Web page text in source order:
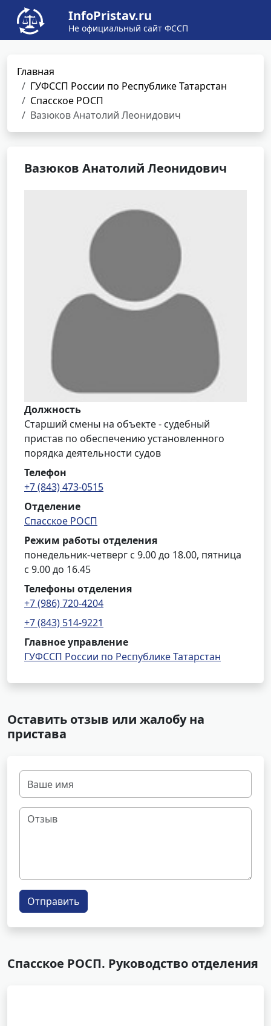
InfoPristav.ru
Не официальный сайт ФССП
Главная
ГУФССП России по Республике Татарстан
Спасское РОСП
Вазюков Анатолий Леонидович
Вазюков Анатолий Леонидович
Должность
Старший смены на объекте - судебный
пристав по обеспечению установленного
порядка деятельности судов
Телефон
+7 (843) 473-0515
Отделение
Спасское РОСП
Режим работы отделения
понедельник-четверг с 9.00 до 18.00, пятница
с 9.00 до 16.45
Телефоны отделения
+7 (986) 720-4204
+7 (843) 514-9221
Главное управление
ГУФССП России по Республике Татарстан
Оставить отзыв или жалобу на
пристава
Отправить
Спасское РОСП. Руководство отделения